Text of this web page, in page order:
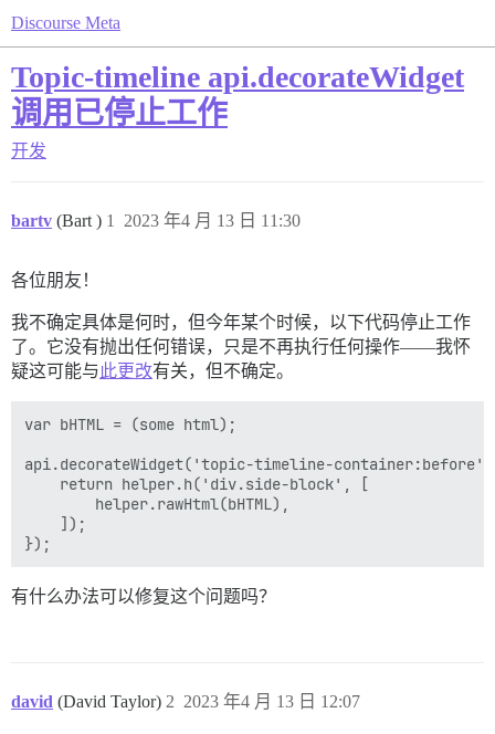
Discourse Meta
Topic-timeline api.decorateWidget
调用已停止工作
开发
bartv (Bart ) 2023 年4 月 13 日 11:30
1
各位朋友！
我不确定具体是何时，但今年某个时候，以下代码停止工作
了。它没有抛出任何错误，只是不再执行任何操作——我怀
疑这可能与此更改有关，但不确定。
var bHTML = (some html);
api.decorateWidget('topic-timeline-
    return helper.h('div.side-block', [
        helper.rawHtml(bHTML),
    ]);
有什么办法可以修复这个问题吗？
david (David Taylor) 2023 年4 月 13 日 12:07
2